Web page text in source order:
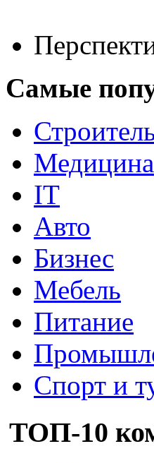
Самые
Медицина
IT
Авто
Бизнес
Мебель
Питание
Спорт и
ТОП-10